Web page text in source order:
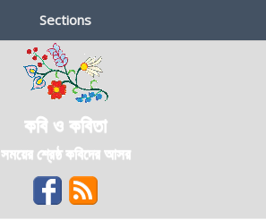
Sections
কবি ও কবিতা
সময়ের শ্রেষ্ঠ কবিদের আসর